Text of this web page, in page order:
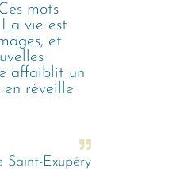
mots
La vie est
et
affaiblit un
en réveille
Saint-Exupéry